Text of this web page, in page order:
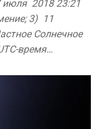
июля 2018 23:21
3) 11
Солнечное
время…